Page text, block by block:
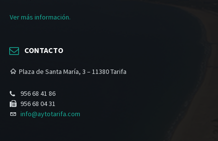
Ver más información.
CONTACTO
Plaza de Santa María, 3 – 11380 Tarifa
956 68 41 86
956 68 04 31
info@aytotarifa.com